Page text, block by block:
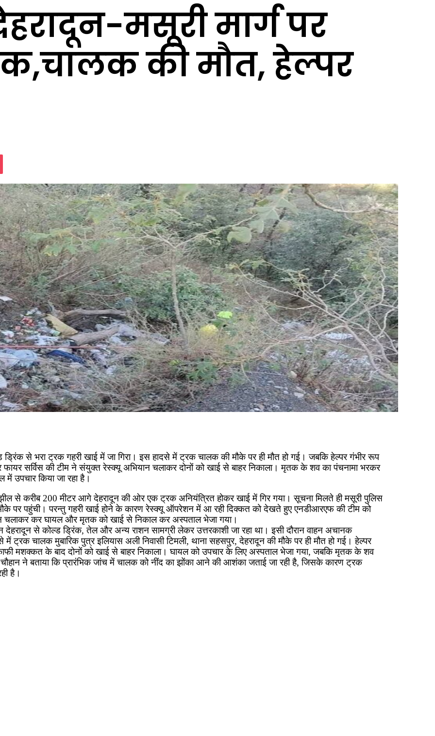
मसूरी मार्ग पर
की मौत, हेल्पर
Pocket
ड्रिंक से भरा ट्रक गहरी खाई में जा गिरा। इस हादसे में ट्रक चालक की मौके पर ही मौत हो गई। जबकि हेल्पर गंभीर रूप
सर्विस की टीम ने संयुक्त रेस्क्यू अभियान चलाकर दोनों को खाई से बाहर निकाला। मृतक के शव का पंचनामा भरकर
में उपचार किया जा रहा है।
से करीब 200 मीटर आगे देहरादून की ओर एक ट्रक अनियंत्रित होकर खाई में गिर गया। सूचना मिलते ही मसूरी पुलिस
पर पहुंची। परन्तु गहरी खाई होने के कारण रेस्क्यू ऑपरेशन में आ रही दिक्कत को देखते हुए एनडीआरएफ की टीम को
कर घायल और मृतक को खाई से निकाल कर अस्पताल भेजा गया।
से कोल्ड ड्रिंक, तेल और अन्य राशन सामग्री लेकर उत्तरकाशी जा रहा था। इसी दौरान वाहन अचानक
में ट्रक चालक मुबारिक पुत्र इलियास अली निवासी टिमली, थाना सहसपुर, देहरादून की मौके पर ही मौत हो गई। हेल्पर
मशक्कत के बाद दोनों को खाई से बाहर निकाला। घायल को उपचार के लिए अस्पताल भेजा गया, जबकि मृतक के शव
चौहान ने बताया कि प्रारंभिक जांच में चालक को नींद का झोंका आने की आशंका जताई जा रही है, जिसके कारण ट्रक
है।